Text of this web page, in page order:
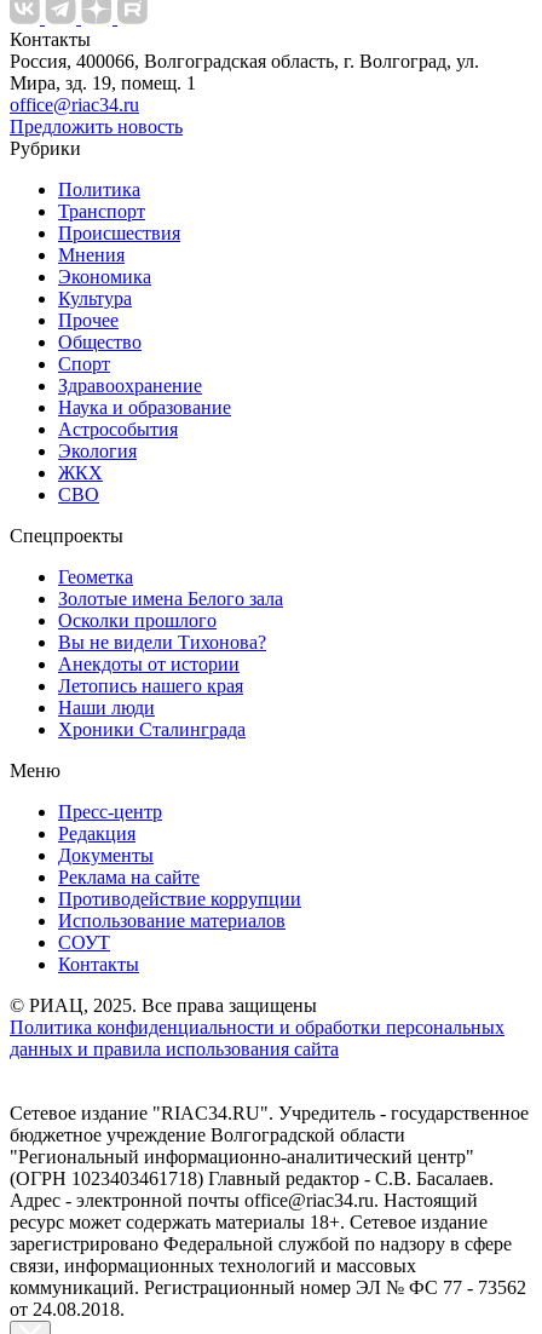
Контакты
Россия, 400066, Волгоградская область, г. Волгоград, ул.
Мира, зд. 19, помещ. 1
office@riac34.ru
Предложить новость
Рубрики
Политика
Транспорт
Происшествия
Мнения
Экономика
Культура
Прочее
Общество
Спорт
Здравоохранение
Наука и образование
Астрособытия
Экология
ЖКХ
СВО
Спецпроекты
Геометка
Золотые имена Белого зала
Осколки прошлого
Вы не видели Тихонова?
Анекдоты от истории
Летопись нашего края
Наши люди
Хроники Сталинграда
Меню
Пресс-центр
Редакция
Документы
Реклама на сайте
Противодействие коррупции
Использование материалов
СОУТ
Контакты
© РИАЦ, 2025. Все права защищены
Политика конфиденциальности и обработки персональных
данных и правила использования сайта
Сетевое издание "RIAC34.RU". Учредитель - государственное
бюджетное учреждение Волгоградской области
"Региональный информационно-аналитический центр"
(ОГРН 1023403461718) Главный редактор - С.В. Басалаев.
Адрес - электронной почты office@riac34.ru. Настоящий
ресурс может содержать материалы 18+. Сетевое издание
зарегистрировано Федеральной службой по надзору в сфере
связи, информационных технологий и массовых
коммуникаций. Регистрационный номер ЭЛ № ФС 77 - 73562
от 24.08.2018.